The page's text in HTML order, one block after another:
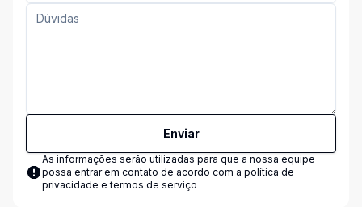
Enviar
As informações serão utilizadas para que a nossa equipe
possa entrar em contato de acordo com a política de
privacidade e termos de serviço